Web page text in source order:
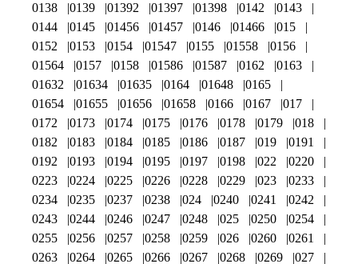
0138
0139 01392 01397 01398 0142
0143
0144
0145 01456 01457 0146 01466
015
0152
0153 0154 01547 0155 01558
0156
01564
0157 0158 01586 01587 0162
0163
01632
01634 01635 0164 01648
0165
01654
01655 01656 01658 0166 0167
017
0172
0173 0174 0175 0176 0178 0179
018
0182
0183 0184 0185 0186 0187 019
0191
0192
0193 0194 0195 0197 0198 022
0220
0223
0224 0225 0226 0228 0229 023
0233
0234
0235 0237 0238 024 0240 0241
0242
0243
0244 0246 0247 0248 025 0250
0254
0255
0256 0257 0258 0259 026 0260
0261
0263
0264 0265 0266 0267 0268 0269 027